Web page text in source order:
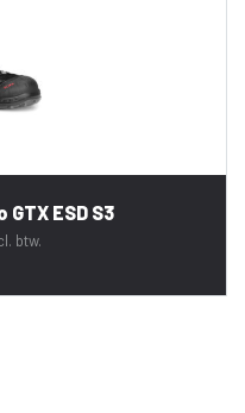
GTX ESD S3
btw.